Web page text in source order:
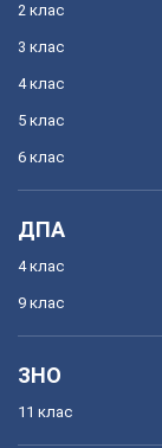
2 клас
3 клас
4 клас
5 клас
6 клас
ДПА
4 клас
9 клас
ЗНО
11 клас